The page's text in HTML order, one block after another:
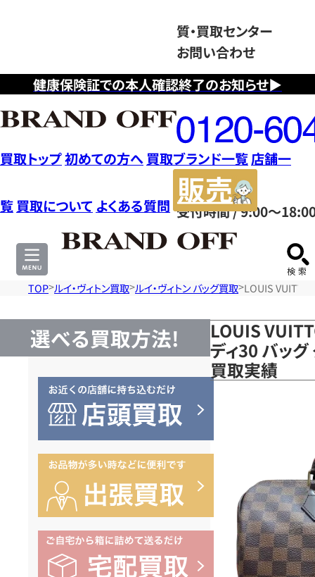
健康保険証での本人確認終了のお知らせ▶
質・買取センター
お問い合わせ
フ
リ
ー
ダ
イ
ヤ
ル
0120604117
受付時間 / 9:00～
買取トップ初めての方へ 買取ブランド一覧店舗一
覧 買取について よくある質問
サ
TOP ルイ・ヴィトン買取 ルイ・ヴィトン バッグ買取 LOUIS
選べる買取方法!
LOUIS
ディ30 バッ
買取実績